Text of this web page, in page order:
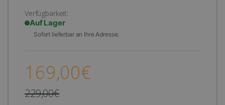
Verfügbarkeit:
Auf Lager
Sofort lieferbar an Ihre Adresse.
169,00€
229,00€